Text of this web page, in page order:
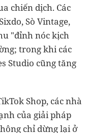
chiến dịch. Các
Sò Vintage,
"đỉnh nóc kịch
trong khi các
Studio cũng tăng
Shop, các nhà
của giải pháp
chỉ dừng lại ở